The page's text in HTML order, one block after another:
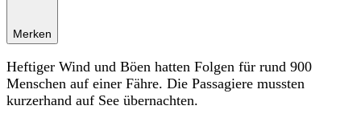
Merken
Heftiger Wind und Böen hatten Folgen für rund 900
Menschen auf einer Fähre. Die Passagiere mussten
kurzerhand auf See übernachten.